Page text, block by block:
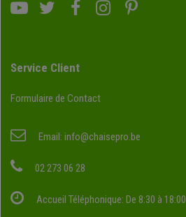
Service Client
Formulaire de Contact
Email: info@chaisepro.be
02 273 06 28
Accueil Téléphonique: De 8:30 à 18:00